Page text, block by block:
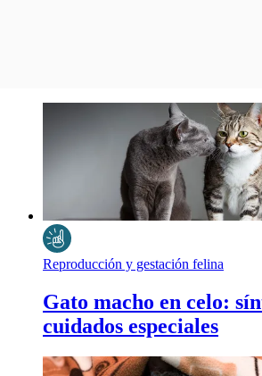
Reproducción y gestación felina
Gato macho en celo:
cuidados especiales